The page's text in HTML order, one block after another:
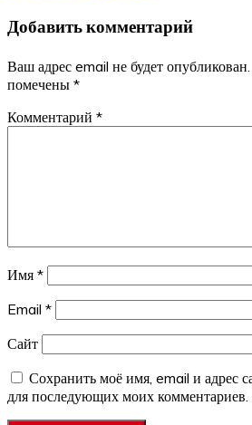
записям
Добавить комментарий
Ваш адрес email не будет опубликован.
помечены *
Комментарий *
Имя *
Email *
Сайт
Сохранить моё имя, email и адрес
для последующих моих комментариев.